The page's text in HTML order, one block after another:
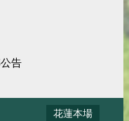
告
花蓮本場